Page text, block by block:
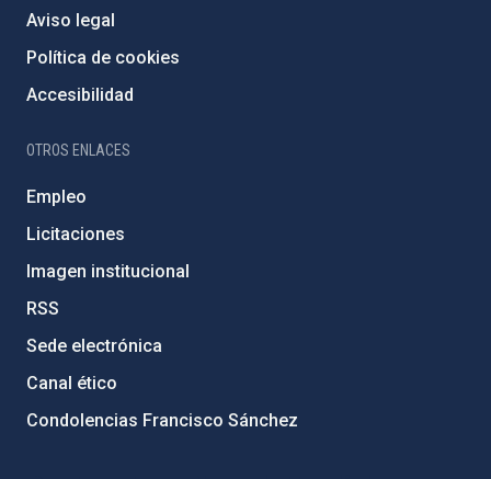
Aviso legal
Política de cookies
Accesibilidad
OTROS ENLACES
Empleo
Licitaciones
Imagen institucional
RSS
Sede electrónica
Canal ético
Condolencias Francisco Sánchez